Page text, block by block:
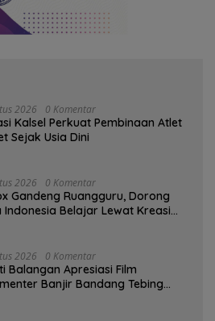
2026 0 Komentar
Kalsel Perkuat Pembinaan Atlet
Sejak Usia Dini
2026 0 Komentar
Gandeng Ruangguru, Dorong
Indonesia Belajar Lewat Kreasi
2026 0 Komentar
Balangan Apresiasi Film
Banjir Bandang Tebing